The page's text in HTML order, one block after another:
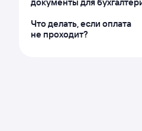
Что делать, если оплата
не проходит?